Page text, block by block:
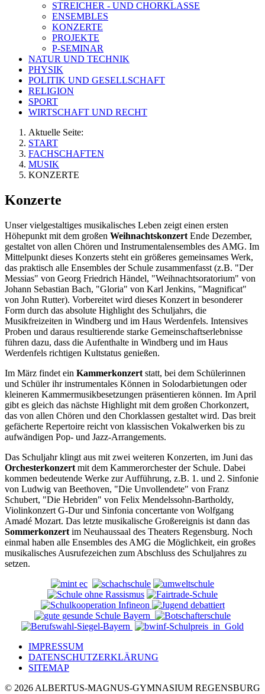
STREICHER - UND CHORKLASSE
ENSEMBLES
KONZERTE
PROJEKTE
P-SEMINAR
NATUR UND TECHNIK
PHYSIK
POLITIK UND GESELLSCHAFT
RELIGION
SPORT
WIRTSCHAFT UND RECHT
Aktuelle Seite:
START
FACHSCHAFTEN
MUSIK
KONZERTE
Konzerte
Unser vielgestaltiges musikalisches Leben zeigt einen ersten
Höhepunkt mit dem großen Weihnachtskonzert Ende Dezember,
gestaltet von allen Chören und Instrumentalensembles des AMG. Im
Mittelpunkt dieses Konzerts steht ein größeres gemeinsames Werk,
das praktisch alle Ensembles der Schule zusammenfasst (z.B. "Der
Messias" von Georg Friedrich Händel, "Weihnachtsoratorium" von
Johann Sebastian Bach, "Gloria" von Karl Jenkins, "Magnificat"
von John Rutter). Vorbereitet wird dieses Konzert in besonderer
Form durch das absolute Highlight des Schuljahrs, die
Musikfreizeiten in Windberg und im Haus Werdenfels. Intensives
Proben und daraus resultierende starke Gemeinschaftserlebnisse
führen dazu, dass die Aufenthalte in Windberg und im Haus
Werdenfels richtigen Kultstatus genießen.
Im März findet ein Kammerkonzert statt, bei dem Schülerinnen
und Schüler ihr instrumentales Können in Solodarbietungen oder
kleineren Kammermusikbesetzungen präsentieren können. Im April
gibt es gleich das nächste Highlight mit dem großen Chorkonzert,
das von allen Chören und den Chorklassen gestaltet wird. Das breit
gefächerte Repertoire reicht von klassischen Vokalwerken bis zu
aufwändigen Pop- und Jazz-Arrangements.
Das Schuljahr klingt aus mit zwei weiteren Konzerten, im Juni das
Orchesterkonzert mit dem Kammerorchester der Schule. Dabei
kommen bedeutende Werke zur Aufführung, z.B. 1. und 2. Sinfonie
von Ludwig van Beethoven, "Die Unvollendete" von Franz
Schubert, "Die Hebriden" von Felix Mendelssohn-Bartholdy,
Violinkonzert G-Dur und Sinfonia concertante von Wolfgang
Amadé Mozart. Das letzte musikalische Großereignis ist dann das
Sommerkonzert im Neuhaussaal des Theaters Regensburg. Noch
einmal haben alle Ensembles des AMG die Möglichkeit, ein großes
musikalisches Ausrufezeichen zum Abschluss des Schuljahres zu
setzen.
IMPRESSUM
DATENSCHUTZERKLÄRUNG
SITEMAP
© 2026 ALBERTUS-MAGNUS-GYMNASIUM REGENSBURG